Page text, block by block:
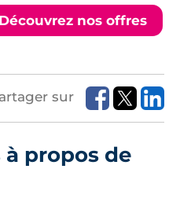
Découvrez nos offres
sur
propos de